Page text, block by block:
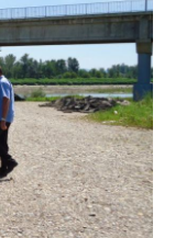
БОРЦЕ
У СТАЊУ
УРЕЂЕНО
И ЈАВНИ